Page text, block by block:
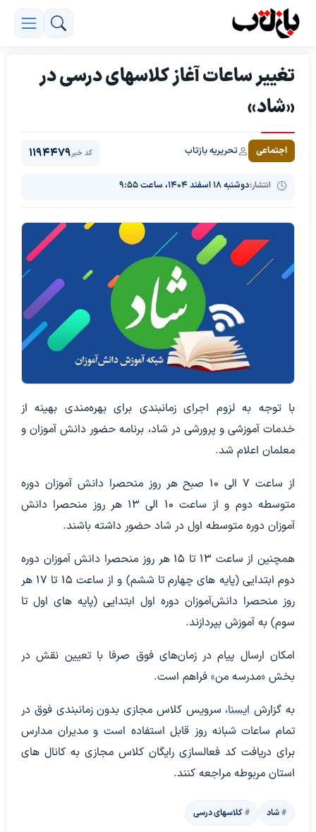
تغییر ساعات آغاز کلاسهای درسی در
«شاد»
اجتماعی تحریریه بازتاب
انتشار:دوشنبه ۱۸ اسفند ۱۴۰۴، ساعت ۹:۵۵
کد خبر1194479
با توجه به لزوم اجرای زمانبندی برای بهره‌مندی بهینه از
خدمات آموزشی و پرورشی در شاد، برنامه حضور دانش آموزان و
معلمان اعلام شد.
از ساعت ۷ الی ۱۰ صبح هر روز منحصرا دانش آموزان دوره
متوسطه دوم و از ساعت ۱۰ الی ۱۳ هر روز منحصرا دانش
آموزان دوره متوسطه اول در شاد حضور داشته باشند.
همچنین از ساعت ۱۳ تا ۱۵ هر روز منحصرا دانش آموزان دوره
دوم ابتدایی (پایه های چهارم تا ششم) و از ساعت ۱۵ تا ۱۷ هر
روز منحصرا دانش‌آموزان دوره اول ابتدایی (پایه های اول تا
سوم) به آموزش بپردازند.
امکان ارسال پیام در زمان‌های فوق صرفا با تعیین نقش در
بخش «مدرسه من» فراهم است.
به گزارشایسنا، سرویس کلاس مجازی بدون زمانبندی فوق در
تمام ساعات شبانه روز قابل استفاده است و مدیران مدارس
برای دریافت کد فعالسازی رایگان کلاس مجازی به کانال های
استان مربوطه مراجعه کنند.
شاد کلاسهای درسی